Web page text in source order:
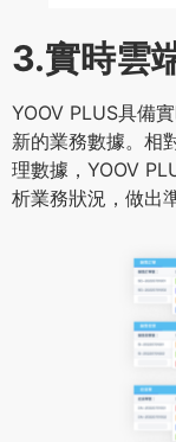
3.實時雲
YOOV PLUS具備
新的業務數據。相
理數據，YOOV
析業務狀況，做出